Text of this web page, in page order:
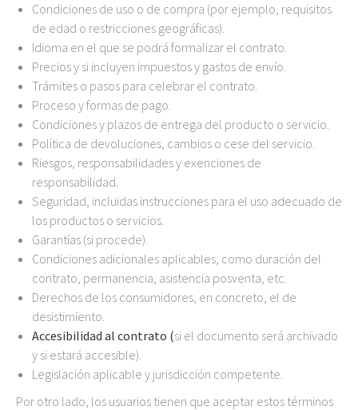
Condiciones de uso o de compra (por ejemplo, requisitos
de edad o restricciones geográficas).
Idioma en el que se podrá formalizar el contrato.
Precios y si incluyen impuestos y gastos de envío.
Trámites o pasos para celebrar el contrato.
Proceso y formas de pago.
Condiciones y plazos de entrega del producto o servicio.
Política de devoluciones, cambios o cese del servicio.
Riesgos, responsabilidades y exenciones de
responsabilidad.
Seguridad, incluidas instrucciones para el uso adecuado de
los productos o servicios.
Garantías (si procede).
Condiciones adicionales aplicables, como duración del
contrato, permanencia, asistencia posventa, etc.
Derechos de los consumidores, en concreto, el de
desistimiento.
Accesibilidad al contrato (si el documento será archivado
y si estará accesible).
Legislación aplicable y jurisdicción competente.
Por otro lado, los usuarios tienen que aceptar estos términos